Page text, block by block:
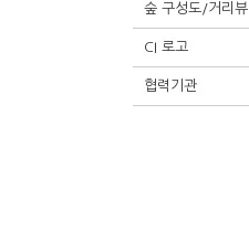
숲 구성도/거리뷰
CI 로고
협력기관